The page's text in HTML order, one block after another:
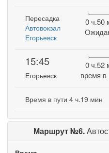
Пересадка
Автовокзал
Егорьевск
0 ч.50
15:45
Егорьевск
0 ч.52
время в
Время в пути 4 ч.19 мин
Маршрут №6.